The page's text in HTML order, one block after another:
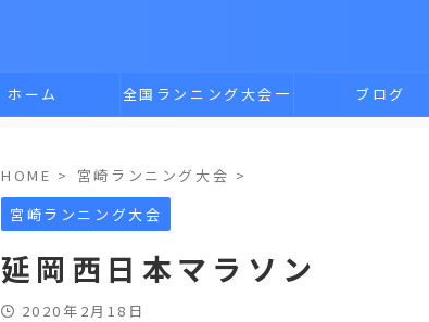
ホーム 全国ランニング大会一 ブログ
HOME > 宮崎ランニング大会 >
宮崎ランニング大会
延岡西日本マラソン
2020年2月18日